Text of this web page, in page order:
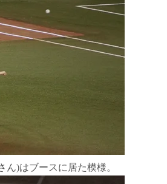
ん)はブースに居た模様。